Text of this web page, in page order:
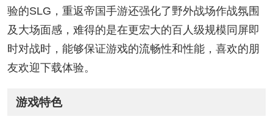
验的SLG，重返帝国手游还强化了野外战场作战氛围
及大场面感，难得的是在更宏大的百人级规模同屏即
时对战时，能够保证游戏的流畅性和性能，喜欢的朋
友欢迎下载体验。
游戏特色